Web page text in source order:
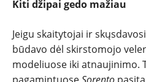
Kiti džipai gedo mažiau
Jeigu skaitytojai ir
būdavo dėl skirstomojo
modeliuose iki atnaujinimo.